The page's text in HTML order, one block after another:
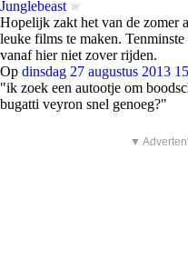
Junglebeast
Hopelijk zakt het van de zomer
leuke films te maken.
vanaf hier niet zover rijden.
Op dinsdag 27 augustus 2013
"ik zoek een autootje om
bugatti veyron snel genoeg?"
▼